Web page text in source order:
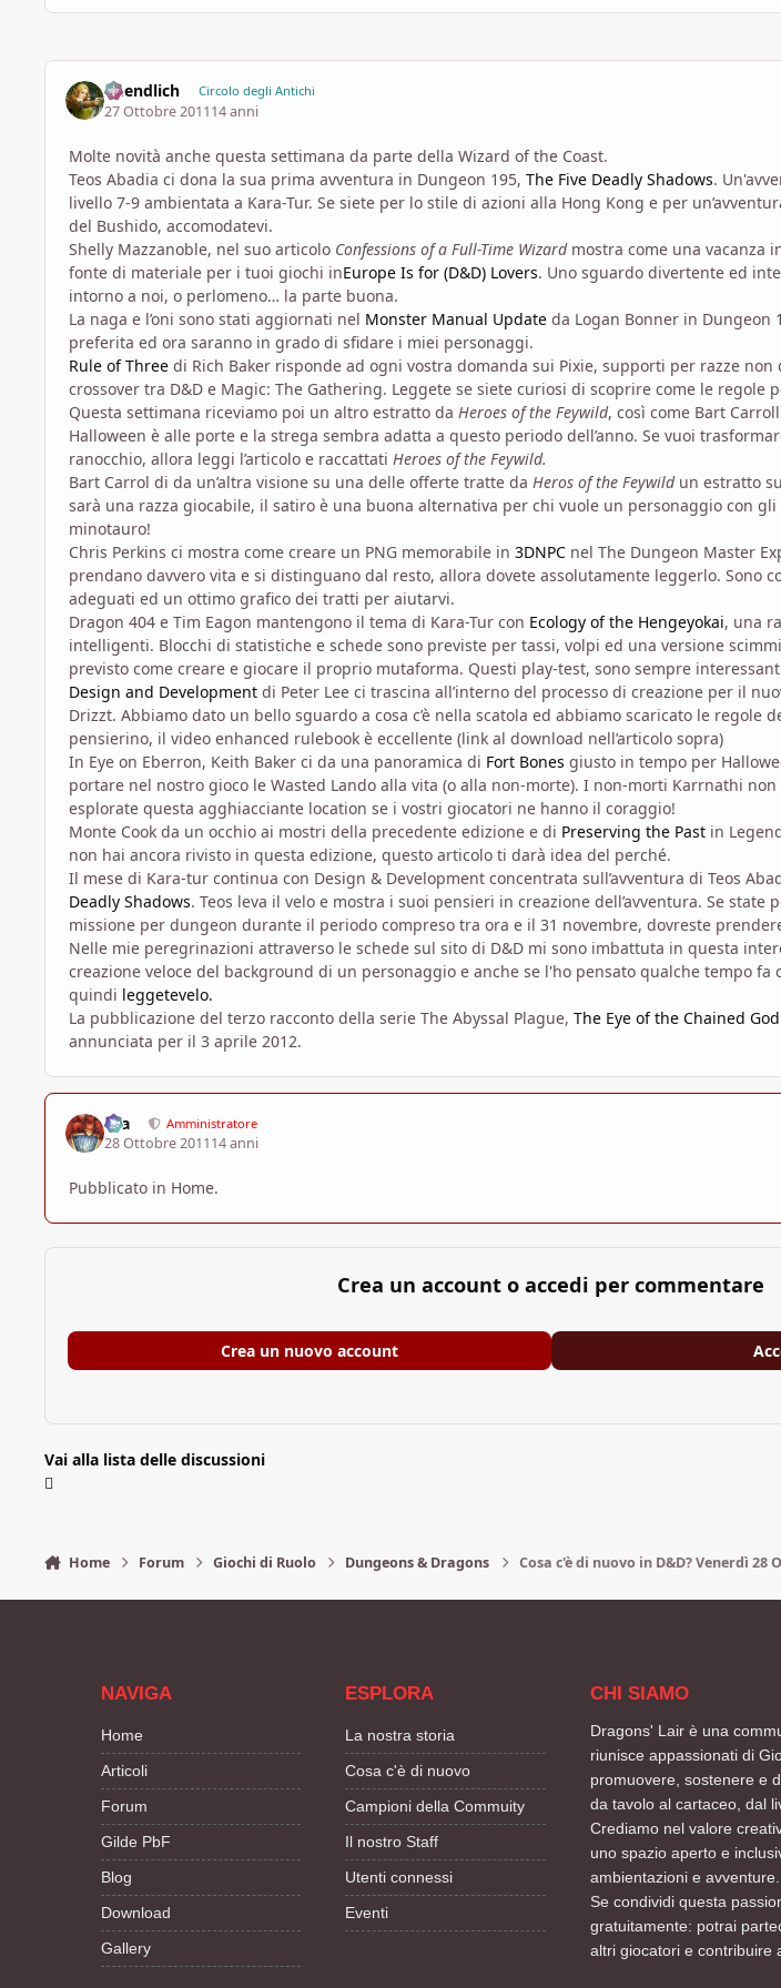
unendlich Circolo degli Antichi
27 Ottobre 201114 anni
Molte novità anche questa settimana da parte della Wizard of the Coast.
Teos Abadia ci dona la sua prima avventura in Dungeon 195, The Five Deadly Shadows.
livello 7-9 ambientata a Kara-Tur. Se siete per lo stile di azioni alla Hong Kong e per
del Bushido, accomodatevi.
Shelly Mazzanoble, nel suo articolo Confessions of a Full-Time Wizardmostra come una vacanza
fonte di materiale per i tuoi giochi inEurope Is for (D&D) Lovers. Uno sguardo divertente ed
intorno a noi, o perlomeno… la parte buona.
La naga e l’oni sono stati aggiornati nel Monster Manual Update da Logan Bonner in Dungeon
preferita ed ora saranno in grado di sfidare i miei personaggi.
Rule of Three di Rich Baker risponde ad ogni vostra domanda sui Pixie, supporti per razze
crossover tra D&D e Magic: The Gathering. Leggete se siete curiosi di scoprire come le regole
Questa settimana riceviamo poi un altro estratto da Heroes of the Feywild, così come Bart
Halloween è alle porte e la strega sembra adatta a questo periodo dell’anno. Se vuoi
ranocchio, allora leggi l’articolo e raccattati Heroes of the Feywild.
Bart Carrol di da un’altra visione su una delle offerte tratte da Heros of the Feywildun estratto su
sarà una razza giocabile, il satiro è una buona alternativa per chi vuole un personaggio con gli
minotauro!
Chris Perkins ci mostra come creare un PNG memorabile in 3DNPC nel The Dungeon Master
prendano davvero vita e si distinguano dal resto, allora dovete assolutamente leggerlo. Sono
adeguati ed un ottimo grafico dei tratti per aiutarvi.
Dragon 404 e Tim Eagon mantengono il tema di Kara-Tur con Ecology of the Hengeyokai, una
intelligenti. Blocchi di statistiche e schede sono previste per tassi, volpi ed una versione
previsto come creare e giocare il proprio mutaforma. Questi play-test, sono sempre
Design and Development di Peter Lee ci trascina all’interno del processo di creazione per il
Drizzt. Abbiamo dato un bello sguardo a cosa c’è nella scatola ed abbiamo scaricato le regole
pensierino, il video enhanced rulebook è eccellente (link al download nell’articolo sopra)
In Eye on Eberron, Keith Baker ci da una panoramica di Fort Bones giusto in tempo per
portare nel nostro gioco le Wasted Lando alla vita (o alla non-morte). I non-morti Karrnathi non
esplorate questa agghiacciante location se i vostri giocatori ne hanno il coraggio!
Monte Cook da un occhio ai mostri della precedente edizione e di Preserving the Past in
non hai ancora rivisto in questa edizione, questo articolo ti darà idea del perché.
Il mese di Kara-tur continua con Design & Development concentrata sull’avventura di Teos
Deadly Shadows. Teos leva il velo e mostra i suoi pensieri in creazione dell’avventura. Se state
missione per dungeon durante il periodo compreso tra ora e il 31 novembre, dovreste
Nelle mie peregrinazioni attraverso le schede sul sito di D&D mi sono imbattuta in questa
creazione veloce del background di un personaggio e anche se l'ho pensato qualche tempo fa
quindi leggetevelo.
La pubblicazione del terzo racconto della serie The Abyssal Plague, The Eye of the Chained God
annunciata per il 3 aprile 2012.
aza Amministratore
28 Ottobre 201114 anni
Pubblicato in Home.
Crea un account o accedi per commentare
Crea un nuovo account
Vai alla lista delle discussioni
Home Forum Giochi di Ruolo Dungeons & Dragons Cosa c'è di nuovo in D&D? Venerdì 28
NAVIGA
Home
Articoli
Forum
Gilde PbF
Blog
Download
Gallery
ESPLORA
La nostra storia
Cosa c'è di nuovo
Campioni della Commuity
Il nostro Staff
Utenti connessi
Eventi
CHI SIAMO
Dragons' Lair è una
riunisce appassionati di
promuovere, sostenere e
da tavolo al cartaceo, dal
Crediamo nel valore
uno spazio aperto e
ambientazioni e avventure.
Se condividi questa
gratuitamente: potrai
altri giocatori e contribuire